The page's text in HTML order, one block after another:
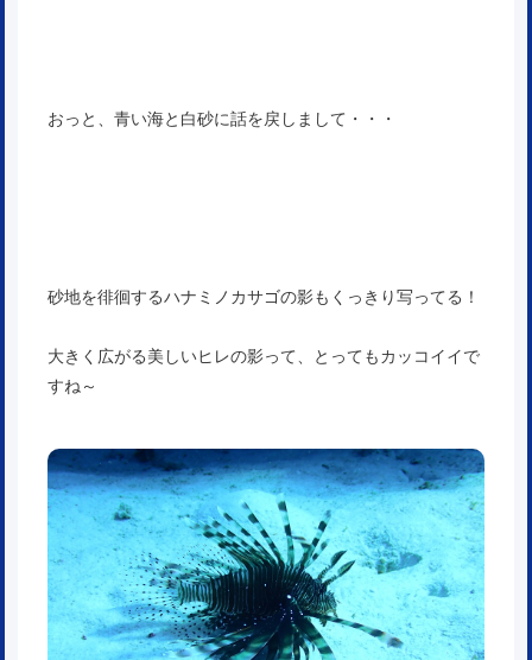
おっと、青い海と白砂に話を戻しまして・・・
砂地を徘徊するハナミノカサゴの影もくっきり写ってる！
大きく広がる美しいヒレの影って、とってもカッコイイで
すね～